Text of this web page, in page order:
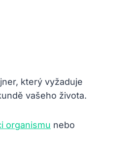
který vyžaduje
vašeho života.
organismu nebo